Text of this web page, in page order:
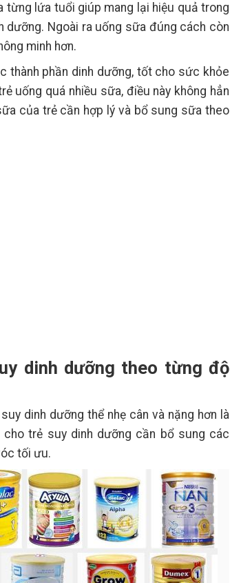
từng lứa tuổi giúp mang lại hiệu quả trong
dưỡng. Ngoài ra uống sữa đúng cách còn
minh hơn.
thành phần dinh dưỡng, tốt cho sức khỏe
uống quá nhiều sữa, điều này không hẳn
của trẻ cần hợp lý và bổ sung sữa theo
dinh dưỡng theo từng độ
dinh dưỡng thể nhẹ cân và nặng hơn là
trẻ suy dinh dưỡng cần bổ sung các
tối ưu.